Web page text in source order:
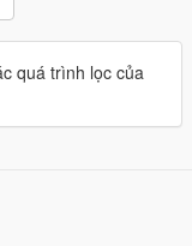
quá trình lọc của